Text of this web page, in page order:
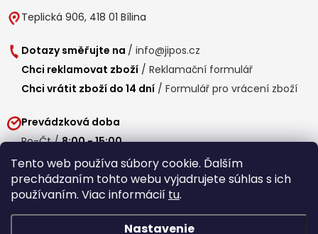
Tento web používa súbory cookie. Ďalším
prechádzaním tohto webu vyjadrujete súhlas s ich
používaním. Viac informácií tu.
Nastavenie
Teplická 906, 418 01 Bílina
Dotazy směřujte na / info@jipos.cz
Chci reklamovat zboží / Reklamační formulář
Chci vrátit zboží do 14 dní / Formulář pro vrácení zboží
Prevádzková doba
Po-Čt /8:00 - 15:00
Pá / 7:30 - 14:30
Obedňajšia prestávka /11:00 - 11:30